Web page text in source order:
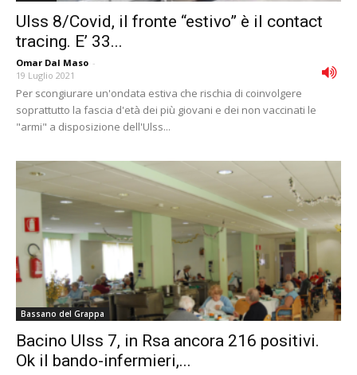
Ulss 8/Covid, il fronte “estivo” è il contact
tracing. E’ 33...
Omar Dal Maso -
19 Luglio 2021
Per scongiurare un'ondata estiva che rischia di coinvolgere
soprattutto la fascia d'età dei più giovani e dei non vaccinati le
"armi" a disposizione dell'Ulss...
Bassano del Grappa
Bacino Ulss 7, in Rsa ancora 216 positivi.
Ok il bando-infermieri,...